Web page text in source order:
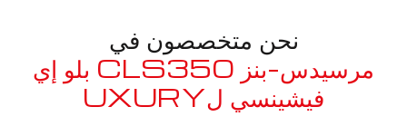
نحن متخصصون في
مرسيدس-بنز CLS350 بلو إي
فيشينسي لUXURY